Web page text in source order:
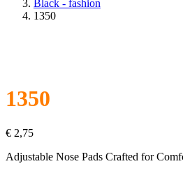
Black - fashion
1350
1350
€ 2,75
Adjustable Nose Pads Crafted for